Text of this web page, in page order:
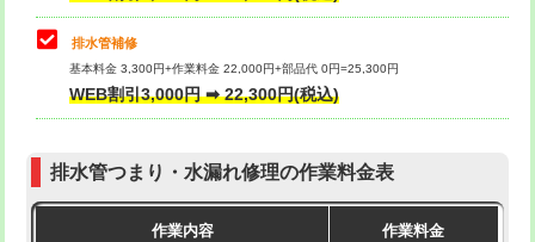
モルタル補修（厚さ10㎝まで）
モルタル補修（厚さ10㎝超え）
追加人工 16,500円
現場見積
交換・取付(混合水栓（壁付・デッキ
式・ワンホール）)
16,500円+材料費
交換・取付(排水栓・排水トラップ
交換・取付（その他部品） 11,000円+材料費
持込商品取付（単水栓） 13,200円
排水管補修
基本料金 3,300円+作業料金 22,000円+部品代 0円=25,300円
WEB割引3,000円 ➡ 22,300円(税込)
排水管つまり・水漏れ修理の作業料金表
作業内容 作業料金